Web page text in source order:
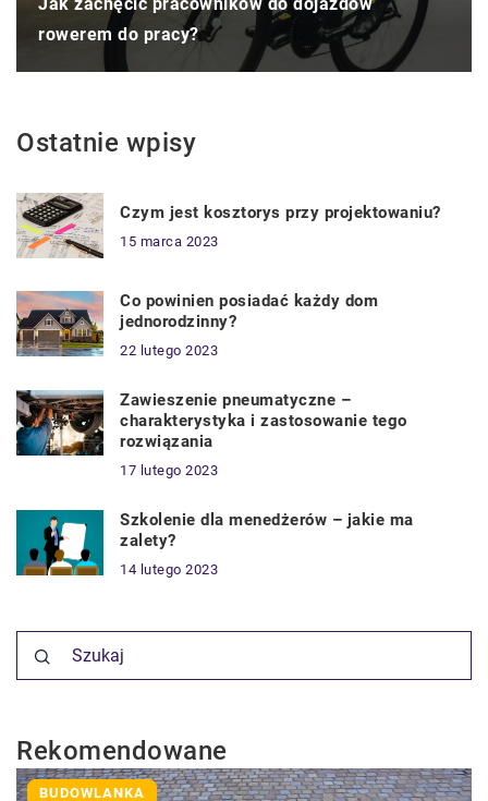
rowerem do pracy?
Ostatnie wpisy
Czym jest kosztorys przy projektowaniu?
15 marca 2023
Co powinien posiadać każdy dom
jednorodzinny?
22 lutego 2023
Zawieszenie pneumatyczne –
charakterystyka i zastosowanie tego
rozwiązania
17 lutego 2023
Szkolenie dla menedżerów – jakie ma
zalety?
14 lutego 2023
Rekomendowane
BUDOWLANKA